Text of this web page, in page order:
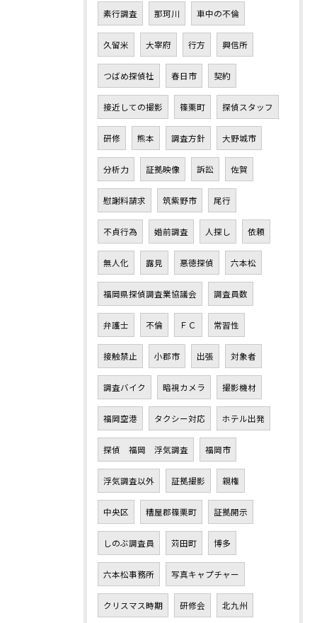
素行調査 那珂川 車中の不倫
久留米 大宰府 行方 興信所
つばめ探偵社 春日市 契約
接近しての撮影 篠栗町 探偵スタッフ
研修 熊本 調査方針 大野城市
分析力 証拠映像 訴訟 佐賀
慰謝料請求 筑紫野市 尾行
不貞行為 婚前調査 人探し 依頼
無人化 露見 悪徳探偵 六本松
福岡県探偵調査業協議会 調査員数
弁護士 不倫 ＦＣ 常習性
接触禁止 小郡市 出張 対象者
調査バイク 暗視カメラ 撮影機材
福岡空港 タクシー対応 ホテル出発
探偵 福岡 浮気調査 福岡市
浮気調査以外 証拠撮影 親権
中央区 糟屋郡篠栗町 証拠開示
しのぶ調査員 苅田町 博多
六本松事務所 写真キャプチャー
クリスマス時期 研修会 北九州